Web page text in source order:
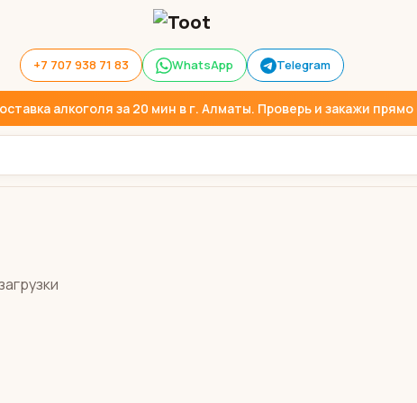
+7 707 938 71 83 WhatsApp Telegram
алкоголя за 20 мин в г. Алматы. Проверь и закажи прямо